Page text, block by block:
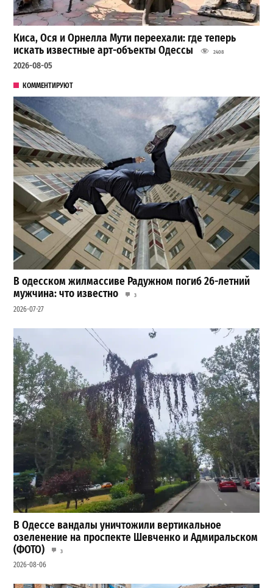
Киса, Ося и Орнелла Мути переехали: где теперь
искать известные арт-объекты Одессы
2408
2026-08-05
КОММЕНТИРУЮТ
В одесском жилмассиве Радужном погиб 26-летний
мужчина: что известно
3
2026-07-27
В Одессе вандалы уничтожили вертикальное
озеленение на проспекте Шевченко и Адмиральском
(ФОТО)
3
2026-08-06